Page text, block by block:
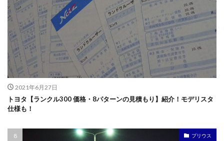
2021年6月27日
トヨタ【ランクル300 価格・8パターンの見積もり】紹介！モデリスタ
仕様も！
プリウス